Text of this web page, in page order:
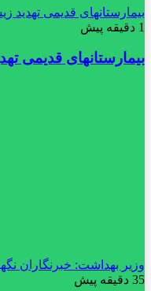
بیمارستانهای قدیمی
1 دقیقه پیش
بیمارستانهای قدیمی
وزیر بهداشت: خبرنگاران
35 دقیقه پیش